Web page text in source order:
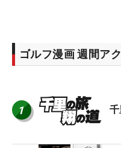
ゴルフ漫画 週間ア
1